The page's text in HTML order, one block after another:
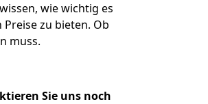
wie wichtig es
zu bieten. Ob
muss.
Sie uns noch